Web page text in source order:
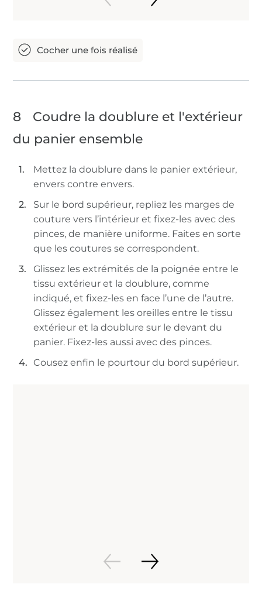
8
Coudre la doublure et l'extérieur
du panier ensemble
Mettez la doublure dans le panier extérieur,
envers contre envers.
Sur le bord supérieur, repliez les marges de
couture vers l’intérieur et fixez-les avec des
pinces, de manière uniforme. Faites en sorte
que les coutures se correspondent.
Glissez les extrémités de la poignée entre le
tissu extérieur et la doublure, comme
indiqué, et fixez-les en face l’une de l’autre.
Glissez également les oreilles entre le tissu
extérieur et la doublure sur le devant du
panier. Fixez-les aussi avec des pinces.
Cousez enfin le pourtour du bord supérieur.